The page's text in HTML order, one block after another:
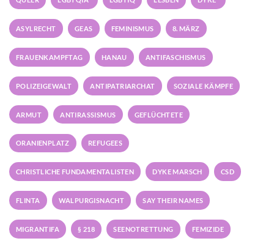
ASYLRECHT GEAS FEMINISMUS 8. MÄRZ
FRAUENKAMPFTAG HANAU ANTIFASCHISMUS
POLIZEIGEWALT ANTIPATRIARCHAT SOZIALE KÄMPFE
ARMUT ANTIRASSISMUS GEFLÜCHTETE
ORANIENPLATZ REFUGEES
CHRISTLICHE FUNDAMENTALISTEN DYKE MARSCH CSD
FLINTA WALPURGISNACHT SAY THEIR NAMES
MIGRANTIFA § 218 SEENOTRETTUNG FEMIZIDE